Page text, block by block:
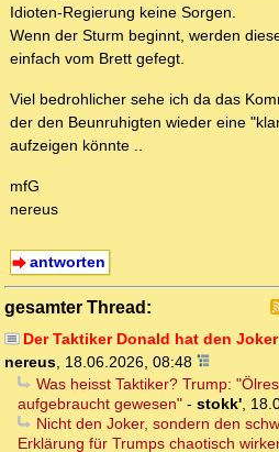
Idioten-Regierung keine Sorgen.
Wenn der Sturm beginnt, werden
einfach vom Brett gefegt.
Viel bedrohlicher sehe ich da das
der den Beunruhigten wieder eine
aufzeigen könnte ..
mfG
nereus
antworten
gesamter Thread:
Der Taktiker Donald hat den
nereus 18.06.2026, 08:48
Was heisst Taktiker? Trump:
aufgebraucht gewesen" - stokk'
Nicht den Joker, sondern den
Erklärung für Trumps chaotisch